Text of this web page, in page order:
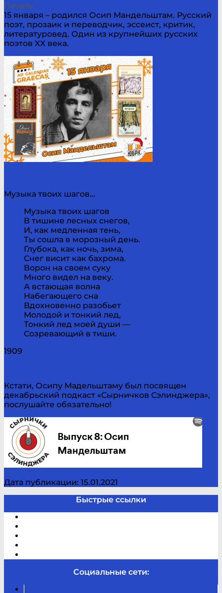
Печать
15 января – родился Осип Мандельштам. Русский
поэт, прозаик и переводчик, эссеист, критик,
литературовед. Один из крупнейших русских
поэтов XX века.
Музыка твоих шагов…
Музыка твоих шагов
В тишине лесных снегов,
И, как медленная тень,
Ты сошла в морозный день.
Глубока, как ночь, зима,
Снег висит как бахрома.
Ворон на своем суку
Много видел на веку.
А встающая волна
Набегающего сна
Вдохновенно разобьет
Молодой и тонкий лед,
Тонкий лед моей души —
Созревающий в тиши.
1909
Кстати, Осипу Мадельштаму был посвящен
декабрьский подкаст «Сырничков Сэлинджера»,
послушайте обязательно!
Дата публикации: 15.01.2021
Быстрые ссылки
Социальные сети: